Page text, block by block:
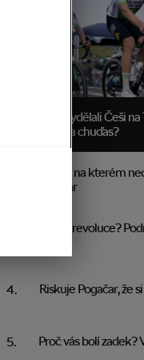
Kolik vydělali Češi
boháč a chuďas?
Trakař, na kterém
Pogačar
Blíží se revoluce?
Riskuje Pogačar, že
Proč vás bolí zadek?